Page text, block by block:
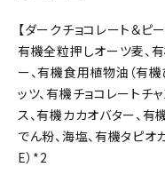
【ダークチョコレート＆ピ
有機全粒押しオーツ麦、
ー、有機食用植物油（有
ッツ、有機チョコレートチ
ス、有機カカオバター、有
でん粉、海塩、有機タピ
E）*2